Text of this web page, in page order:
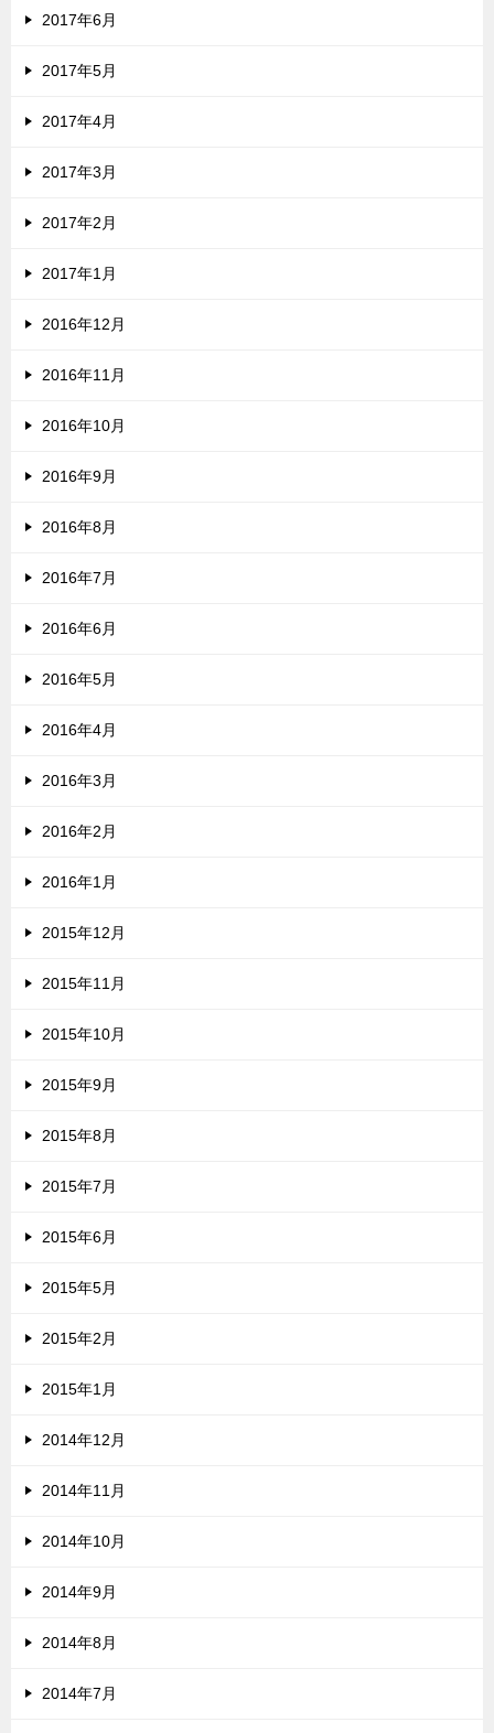
2017年6月
2017年5月
2017年4月
2017年3月
2017年2月
2017年1月
2016年12月
2016年11月
2016年10月
2016年9月
2016年8月
2016年7月
2016年6月
2016年5月
2016年4月
2016年3月
2016年2月
2016年1月
2015年12月
2015年11月
2015年10月
2015年9月
2015年8月
2015年7月
2015年6月
2015年5月
2015年2月
2015年1月
2014年12月
2014年11月
2014年10月
2014年9月
2014年8月
2014年7月